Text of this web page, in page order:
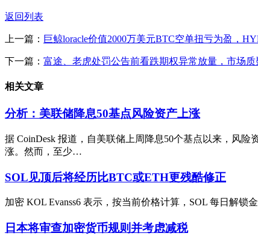
返回列表
上一篇： 巨鲸loracle价值2000万美元BTC空单扭亏为盈，
下一篇： 富途、老虎处罚公告前看跌期权异常放量，市场
相关文章
分析：美联储降息50基点风险资产上涨
据 CoinDesk 报道，自美联储上周降息50个基点以来，风
涨。然而，至少…
SOL见顶后将经历比BTC或ETH更残酷修正
加密 KOL Evanss6 表示，按当前价格计算，SOL 每日解
日本将审查加密货币规则并考虑减税